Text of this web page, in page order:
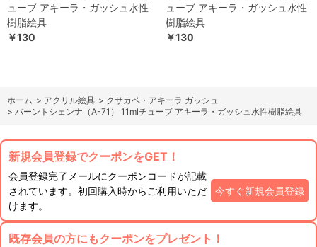
ューブ アキーラ・ガッシュ水性
樹脂絵具
￥130
ューブ アキーラ・ガッシュ水性
樹脂絵具
￥130
ホーム > アクリル絵具 > クサカベ・アキーラ ガッシュ
> バーントシェンナ（A-71） 11mlチューブ アキーラ・ガッシュ水性樹脂絵具
新規会員登録でクーポンをGET！
会員登録完了メールにクーポンコードが記載
されています。初回購入時からご利用いただ
けます。
今すぐ新規会員登録
既存会員の方にもクーポンをプレゼント！